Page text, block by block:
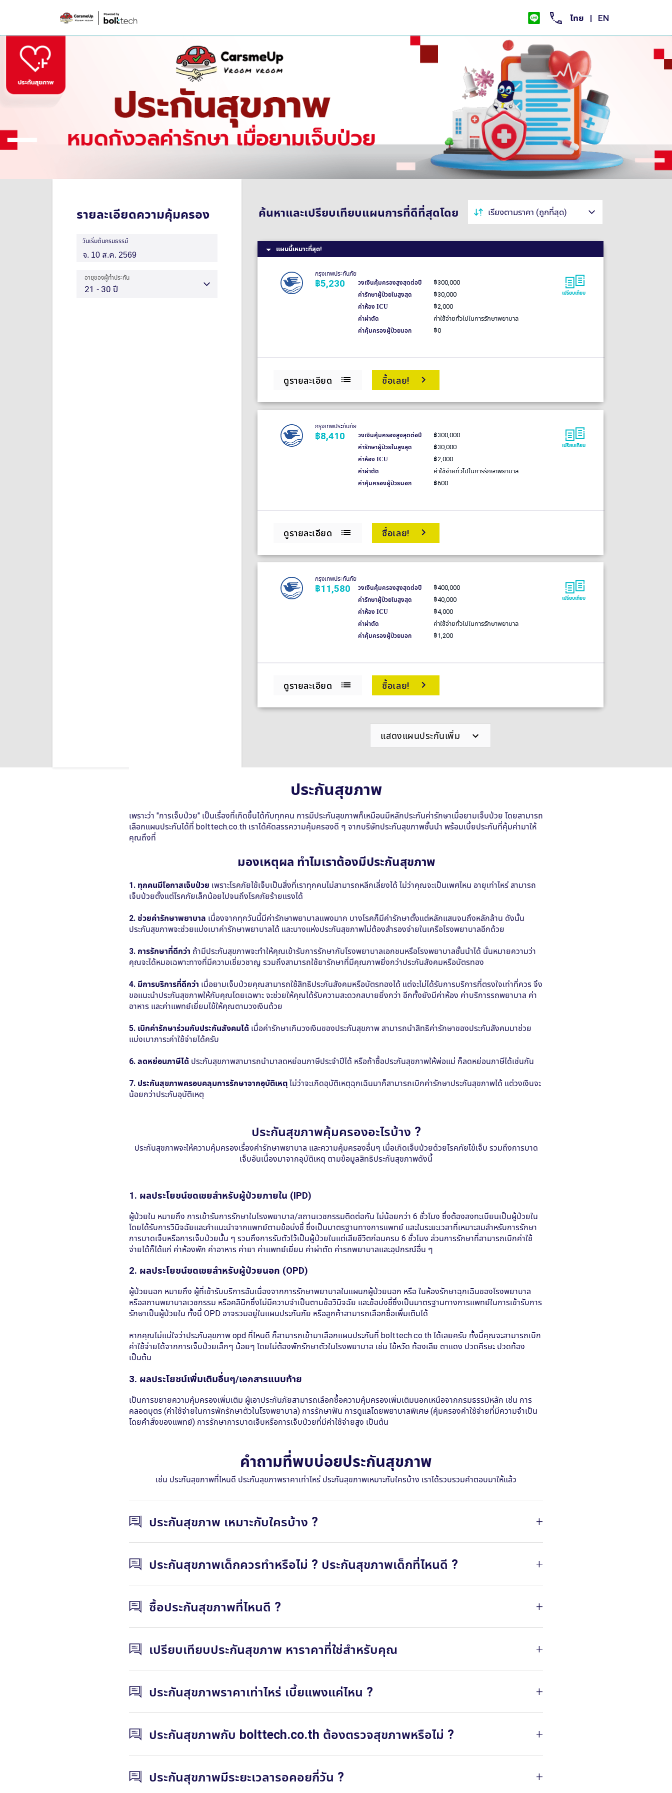
ประกันสุขภาพ
เพราะว่า "การเจ็บป่วย" เป็นเรื่องที่เกิดขึ้นได้กับทุกคน การมีประกันสุขภาพก็เหมือนมีหลักประกันค่ารักษาเมื่อยามเจ็บป่วย โดยสามารถ
เลือกแผนประกันได้ที่ bolttech.co.th เราได้คัดสรรความคุ้มครองดี ๆ จากบริษัทประกันสุขภาพชั้นนำ พร้อมเบี้ยประกันที่คุ้มค่ามาให้
คุณถึงที่
มองเหตุผล ทำไมเราต้องมีประกันสุขภาพ
1. ทุกคนมีโอกาสเจ็บป่วย เพราะโรคภัยไข้เจ็บเป็นสิ่งที่เราทุกคนไม่สามารถหลีกเลี่ยงได้ ไม่ว่าคุณจะเป็นเพศไหน อายุเท่าไหร่ สามารถ
เจ็บป่วยตั้งแต่โรคภัยเล็กน้อยไปจนถึงโรคภัยร้ายแรงได้
2. ช่วยค่ารักษาพยาบาล เนื่องจากทุกวันนี้มีค่ารักษาพยาบาลแพงมาก บางโรคก็มีค่ารักษาตั้งแต่หลักแสนจนถึงหลักล้าน ดังนั้น
ประกันสุขภาพจะช่วยแบ่งเบาค่ารักษาพยาบาลได้ และบางแห่งประกันสุขภาพไม่ต้องสํารองจ่ายในเครือโรงพยาบาลอีกด้วย
3. การรักษาที่ดีกว่า ถ้ามีประกันสุขภาพจะทำให้คุณเข้ารับการรักษากับโรงพยาบาลเอกชนหรือโรงพยาบาลชั้นนำได้ นั่นหมายความว่า
คุณจะได้หมอเฉพาะทางที่มีความเชี่ยวชาญ รวมถึงสามารถใช้ยารักษาที่มีคุณภาพยิ่งกว่าประกันสังคมหรือบัตรทอง
4. มีการบริการที่ดีกว่า เมื่อยามเจ็บป่วยคุณสามารถใช้สิทธิประกันสังคมหรือบัตรทองได้ แต่จะไม่ได้รับการบริการที่ตรงใจเท่าที่ควร จึง
ขอแนะนําประกันสุขภาพให้กับคุณโดยเฉพาะ จะช่วยให้คุณได้รับความสะดวกสบายยิ่งกว่า อีกทั้งยังมีค่าห้อง ค่าบริการรถพยาบาล ค่า
อาหาร และค่าแพทย์เยี่ยมไข้ให้คุณตามวงเงินด้วย
5. เบิกค่ารักษาร่วมกับประกันสังคมได้ เมื่อค่ารักษาเกินวงเงินของประกันสุขภาพ สามารถนำสิทธิค่ารักษาของประกันสังคมมาช่วย
แบ่งเบาภาระค่าใช้จ่ายได้ครับ
6. ลดหย่อนภาษีได้ ประกันสุขภาพสามารถนำมาลดหย่อนภาษีประจำปีได้ หรือถ้าซื้อประกันสุขภาพให้พ่อแม่ ก็ลดหย่อนภาษีได้เช่นกัน
7. ประกันสุขภาพครอบคลุมการรักษาจากอุบัติเหตุไม่ว่าจะเกิดอุบัติเหตุฉุกเฉินมาก็สามารถเบิกค่ารักษาประกันสุขภาพได้ แต่วงเงินจะ
น้อยกว่าประกันอุบัติเหตุ
1. ผลประโยชน์ชดเชยสำหรับผู้ป่วยภายใน (IPD)
ผู้ป่วยใน หมายถึง การเข้ารับการรักษาในโรงพยาบาล/สถานเวชกรรมติดต่อกัน ไม่น้อยกว่า 6 ชั่วโมง ซึ่งต้องลงทะเบียนเป็นผู้ป่วยใน
โดยได้รับการวินิจฉัยและคำแนะนำจากแพทย์ตามข้อบ่งชี้ ซึ่งเป็นมาตรฐานทางการแพทย์ และในระยะเวลาที่เหมาะสมสำหรับการรักษา
การบาดเจ็บหรือการเจ็บป่วยนั้น ๆ รวมถึงการรับตัวไว้เป็นผู้ป่วยในแต่เสียชีวิตก่อนครบ 6 ชั่วโมง ส่วนการรักษาที่สามารถเบิกค่าใช้
จ่ายได้ก็ได้แก่ ค่าห้องพัก ค่าอาหาร ค่ายา ค่าแพทย์เยี่ยม ค่าผ่าตัด ค่ารถพยาบาลและอุปกรณ์อื่น ๆ
2. ผลประโยชน์ชดเชยสำหรับผู้ป่วยนอก (OPD)
ผู้ป่วยนอก หมายถึง ผู้ที่เข้ารับบริการอันเนื่องจากการรักษาพยาบาลในแผนกผู้ป่วยนอก หรือ ในห้องรักษาฉุกเฉินของโรงพยาบาล
หรือสถานพยาบาลเวชกรรม หรือคลินิกซึ่งไม่มีความจำเป็นตามข้อวินิจฉัย และข้อบ่งชี้ซึ่งเป็นมาตรฐานทางการแพทย์ในการเข้ารับการ
รักษาเป็นผู้ป่วยใน ทั้งนี้ OPD อาจรวมอยู่ในแผนประกันภัย หรือลูกค้าสามารถเลือกซื้อเพิ่มเติมได้
หากคุณไม่แน่ใจว่าประกันสุขภาพ opd ที่ไหนดี ก็สามารถเข้ามาเลือกแผนประกันที่ bolttech.co.th ได้เลยครับ ทั้งนี้คุณจะสามารถเบิก
ค่าใช้จ่ายได้จากการเจ็บป่วยเล็กๆ น้อยๆ โดยไม่ต้องพักรักษาตัวในโรงพยาบาล เช่น ไข้หวัด ท้องเสีย ตาแดง ปวดศีรษะ ปวดท้อง
เป็นต้น
3. ผลประโยชน์เพิ่มเติมอื่นๆ/เอกสารแนบท้าย
เป็นการขยายความคุ้มครองเพิ่มเติม ผู้เอาประกันภัยสามารถเลือกซื้อความคุ้มครองเพิ่มเติมนอกเหนือจากกรมธรรม์หลัก เช่น การ
คลอดบุตร (ค่าใช้จ่ายในการพักรักษาตัวในโรงพยาบาล) การรักษาฟัน การดูแลโดยพยาบาลพิเศษ (คุ้มครองค่าใช้จ่ายที่มีความจำเป็น
โดยคำสั่งของแพทย์) การรักษาการบาดเจ็บหรือการเจ็บป่วยที่มีค่าใช้จ่ายสูง เป็นต้น